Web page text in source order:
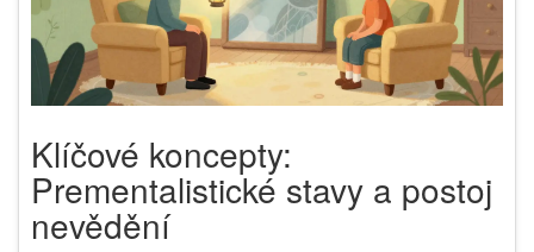
Klíčové koncepty:
Prementalistické stavy a postoj
nevědění